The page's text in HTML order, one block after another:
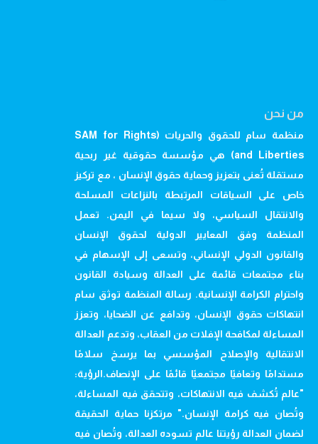
من نحن
منظمة سام للحقوق والحريات (SAM for Rights
and Liberties) هي مؤسسة حقوقية غير ربحية
مستقلة تُعنى بتعزيز وحماية حقوق الإنسان ، مع تركيز
خاص على السياقات المرتبطة بالنزاعات المسلحة
والانتقال السياسي، ولا سيما في اليمن. تعمل
المنظمة وفق المعايير الدولية لحقوق الإنسان
والقانون الدولي الإنساني، وتسعى إلى الإسهام في
بناء مجتمعات قائمة على العدالة وسيادة القانون
واحترام الكرامة الإنسانية. رسالة المنظمة توثق سام
انتهاكات حقوق الإنسان، وتدافع عن الضحايا، وتعزز
المساءلة لمكافحة الإفلات من العقاب، وتدعم العدالة
الانتقالية والإصلاح المؤسسي بما يرسخ سلامًا
مستدامًا وتعافيًا مجتمعيًا قائمًا على الإنصاف.الرؤية:
"عالم تُكشف فيه الانتهاكات، وتتحقق فيه المساءلة،
وتُصان فيه كرامة الإنسان." مرتكزنا حماية الحقيقة
لضمان العدالة رؤيتنا عالم تسوده العدالة، وتُصان فيه